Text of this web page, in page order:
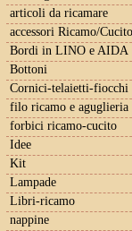
articoli da ricamare
accessori Ricamo/Cucito
Bordi in LINO e AIDA
Bottoni
Cornici-telaietti-fiocchi
filo ricamo e aguglieria
forbici ricamo-cucito
Idee
Kit
Lampade
Libri-ricamo
nappine